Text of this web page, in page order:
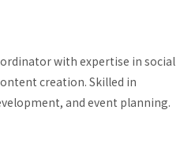
with expertise in social
creation. Skilled in
and event planning.